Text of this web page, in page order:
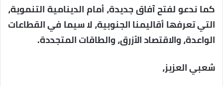
كما ندعو لفتح آفاق جديدة، أمام الدينامية التنموية،
التي تعرفها أقاليمنا الجنوبية، لا سيما في القطاعات
الواعدة، والاقتصاد الأزرق، والطاقات المتجددة.
شعبي العزيز،